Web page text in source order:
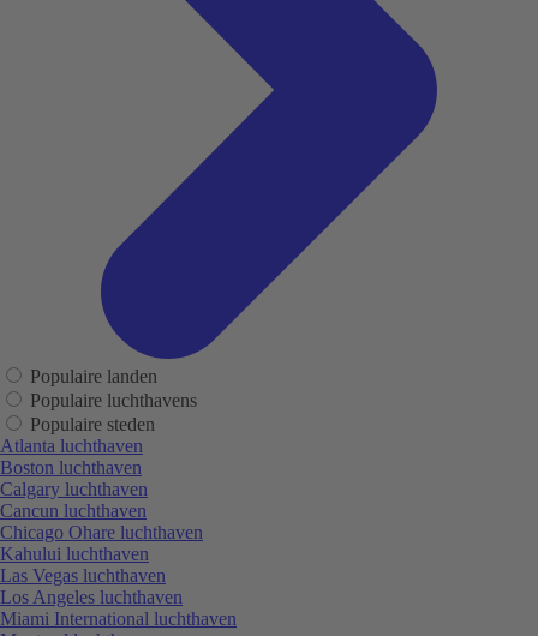
Populaire landen
Populaire luchthavens
Populaire steden
Atlanta luchthaven
Boston luchthaven
Calgary luchthaven
Cancun luchthaven
Chicago Ohare luchthaven
Kahului luchthaven
Las Vegas luchthaven
Los Angeles luchthaven
Miami International luchthaven